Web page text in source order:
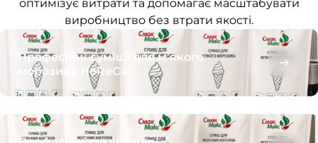
оптимізує витрати та допомагає масштабувати
виробництво без втрати якості.
Професійні суміші для м’якого
морозива HoReCa